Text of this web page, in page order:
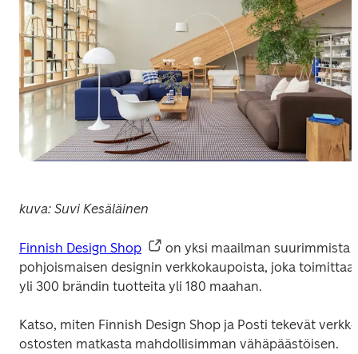
kuva: Suvi Kesäläinen
Finnish Design Shop
on yksi maailman suurimmista
pohjoismaisen designin verkkokaupoista, joka toimittaa
yli 300 brändin tuotteita yli 180 maahan.
Katso, miten Finnish Design Shop ja Posti tekevät
ostosten matkasta mahdollisimman vähäpäästöisen.